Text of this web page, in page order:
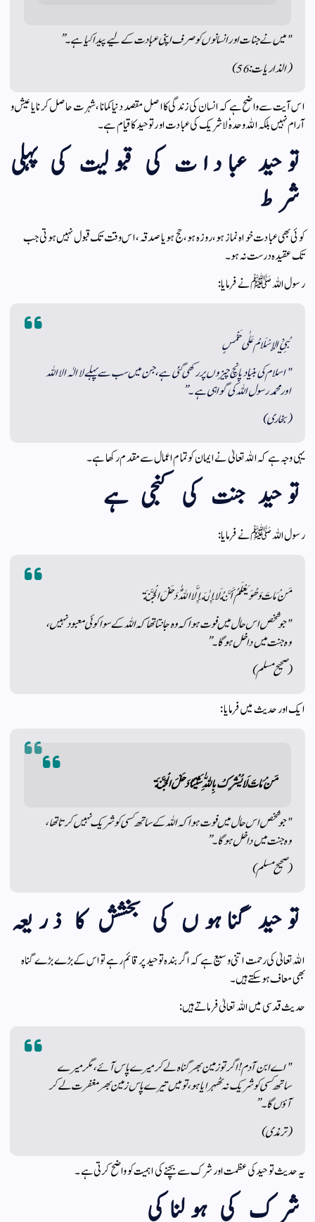
"میں نے جنات اور انسانوں کو صرف اپنی عبادت کے لیے پیدا کیا ہے۔”
(الذاریات: 56)
اس آیت سے واضح ہے کہ انسان کی زندگی کا اصل مقصد دنیا کمانا، شہرت حاصل کرنا یا عیش و
آرام نہیں بلکہ اللہ وحدہٗ لا شریک کی عبادت اور توحید کا قیام ہے۔
توحید عبادات کی قبولیت کی پہلی
شرط
کوئی بھی عبادت خواہ نماز ہو، روزہ ہو، حج ہو یا صدقہ، اس وقت تک قبول نہیں ہوتی جب
تک عقیدہ درست نہ ہو۔
رسول اللہ ﷺ نے فرمایا:
بُنِيَ الإِسْلَامُ عَلٰى خَمْسٍ
"اسلام کی بنیاد پانچ چیزوں پر رکھی گئی ہے، جن میں سب سے پہلے لا الٰہ الا اللہ
اور محمد رسول اللہ کی گواہی ہے۔”
(بخاری)
یہی وجہ ہے کہ اللہ تعالیٰ نے ایمان کو تمام اعمال سے مقدم رکھا ہے۔
توحید جنت کی کنجی ہے
رسول اللہ ﷺ نے فرمایا:
مَنْ مَاتَ وَهُوَ يَعْلَمُ أَنَّهُ لَا إِلٰهَ إِلَّا اللّٰهُ دَخَلَ الْجَنَّةَ
"جو شخص اس حال میں فوت ہوا کہ وہ جانتا تھا کہ اللہ کے سوا کوئی معبود نہیں،
وہ جنت میں داخل ہوگا۔”
(صحیح مسلم)
ایک اور حدیث میں فرمایا:
مَنْ مَاتَ لَا يُشْرِكُ بِاللّٰهِ شَيْئًا دَخَلَ الْجَنَّةَ
"جو شخص اس حال میں فوت ہوا کہ اللہ کے ساتھ کسی کو شریک نہیں کرتا تھا،
وہ جنت میں داخل ہوگا۔”
(صحیح مسلم)
توحید گناہوں کی بخشش کا ذریعہ
اللہ تعالیٰ کی رحمت اتنی وسیع ہے کہ اگر بندہ توحید پر قائم رہے تو اس کے بڑے بڑے گناہ
بھی معاف ہوسکتے ہیں۔
حدیث قدسی میں اللہ تعالیٰ فرماتے ہیں:
"اے ابن آدم! اگر تو زمین بھر گناہ لے کر میرے پاس آئے، مگر میرے
ساتھ کسی کو شریک نہ ٹھہرایا ہو، تو میں تیرے پاس زمین بھر مغفرت لے کر
آؤں گا۔”
(ترمذی)
یہ حدیث توحید کی عظمت اور شرک سے بچنے کی اہمیت کو واضح کرتی ہے۔
شرک کی ہولناکی